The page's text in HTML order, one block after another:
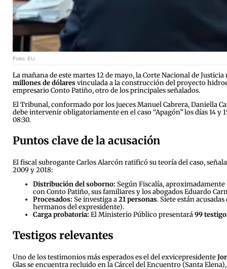
Foto: EU.
La mañana de este martes 12 de mayo, la Corte Nacional de
millones de dólaresvinculada a la construcción del proyecto
empresario Conto Patiño, otro de los principales señalados.
El Tribunal, conformado por los jueces Manuel Cabrera, Daniella
debe intervenir obligatoriamente en el caso “Apagón” los días 14
08:30.
Puntos clave de la acusación
El fiscal subrogante Carlos Alarcón ratificó su teoría del caso,
2009 y 2018:
Distribución del soborno: Según Fiscalía, aproximadamente
con Conto Patiño, sus familiares y los abogados Eduardo
Procesados: Se investiga a 21 personas. Siete están
hermanos del expresidente).
Carga probatoria: El Ministerio Público presentará 99
Testigos relevantes
Uno de los testimonios más esperados es el del exvicepresidente
Glas se encuentra recluido en la Cárcel del Encuentro (Santa